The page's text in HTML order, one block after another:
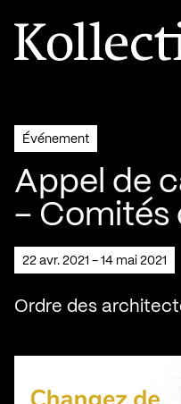
Aller à la page d'accueil
Logo Kollectif
Événement
Appel de
– Comités
22 avr. 2021 - 14 mai 2021
Ordre des